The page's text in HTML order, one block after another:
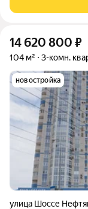
квадратных
14 620 800 ₽
104 м² 3-комн.
новостройка
улица Шоссе